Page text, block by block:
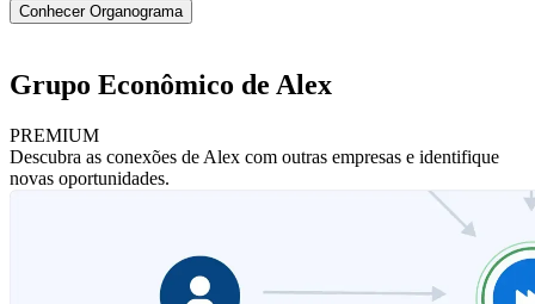
Conhecer Organograma
Grupo Econômico de Alex
PREMIUM
Descubra as conexões de Alex com outras empresas e identifique
novas oportunidades.